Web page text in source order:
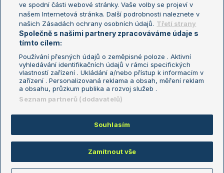
Fotbalové přestupy
Livesport Daily
LS Prague Open
Podmínky užití
Nastavení soukromí
GDPR a žurnalistika
Reklama
Kontakt
Informace o zpracování osobních
údajů
Copyright © 2008-2026 TenisPortal.cz. Využíváme zpravodajství ČTK.
ve spodní části webové stránky. Vaše volby se projeví v
našem Internetová stránka. Další podrobnosti naleznete v
našich Zásadách ochrany osobních údajů. Třetí strany
Společně s našimi partnery zpracováváme údaje s
tímto cílem:
Používání přesných údajů o zeměpisné poloze . Aktivní
vyhledávání identifikačních údajů v rámci specifických
vlastností zařízení . Ukládání a/nebo přístup k informacím v
zařízení . Personalizovaná reklama a obsah, měření reklam
a obsahu, průzkum publika a rozvoj služeb .
Seznam partnerů (dodavatelů)
Souhlasím
Zamítnout vše